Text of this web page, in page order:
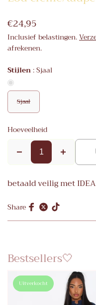
€24,95
Inclusief belastingen.
afrekenen.
Stijlen :Sjaal
Sjaal
Hoeveelheid
betaald veilig met
Share
Bestsellers🤍
Uitverkocht